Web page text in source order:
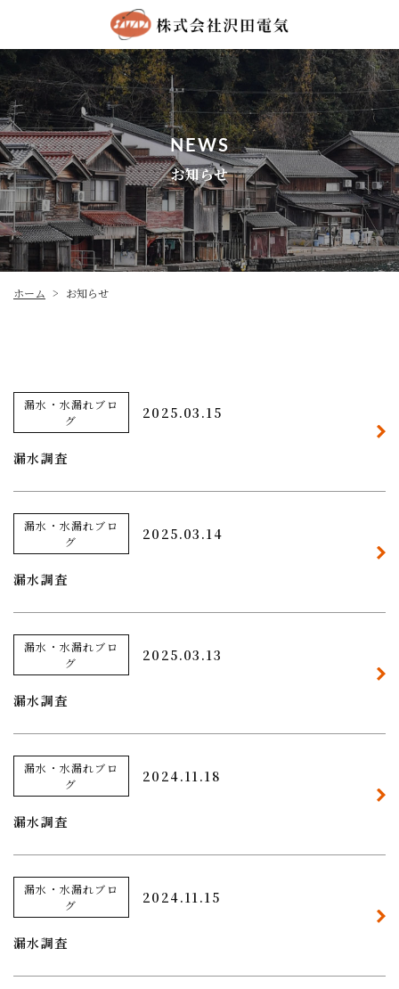
NEWS
お知らせ
ホーム > お知らせ
漏水・水漏れブロ
グ 2025.03.15
漏水調査
漏水・水漏れブロ
グ 2025.03.14
漏水調査
漏水・水漏れブロ
グ 2025.03.13
漏水調査
漏水・水漏れブロ
グ 2024.11.18
漏水調査
漏水・水漏れブロ
グ 2024.11.15
漏水調査